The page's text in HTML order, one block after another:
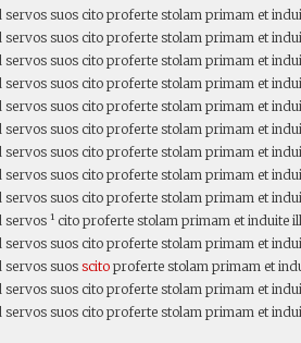
suos cito proferte stolam primam et
suos cito proferte stolam primam et
suos cito proferte stolam primam et
suos cito proferte stolam primam et
suos cito proferte stolam primam et
suos cito proferte stolam primam et
suos cito proferte stolam primam et
suos cito proferte stolam primam et
suos cito proferte stolam primam et
¹ cito proferte stolam primam et induite
suos cito proferte stolam primam et
servos suos scito proferte stolam primam et
suos cito proferte stolam primam et
servos suos cito proferte stolam primam et